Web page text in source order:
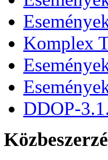
Komplex
DDOP-